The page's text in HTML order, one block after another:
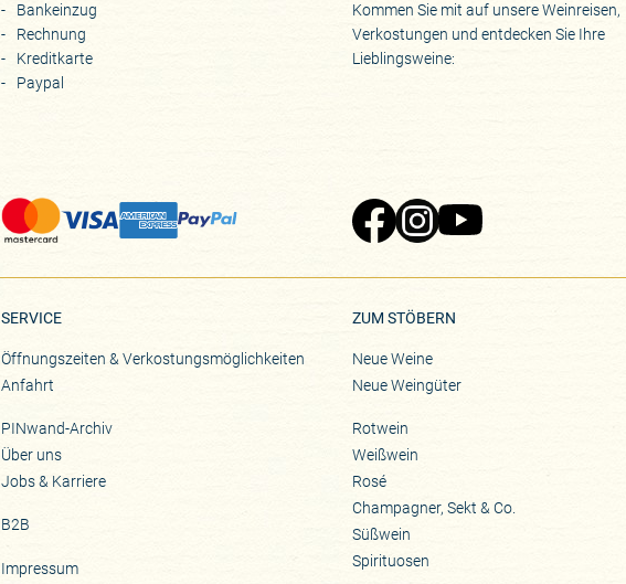
Bankeinzug
Rechnung
Kreditkarte
Paypal
Kommen Sie mit auf unsere Weinreisen,
Verkostungen und entdecken Sie Ihre
Lieblingsweine:
SERVICE
Öffnungszeiten & Verkostungsmöglichkeiten
Anfahrt
PINwand-Archiv
Über uns
Jobs & Karriere
B2B
Impressum
ZUM STÖBERN
Neue Weine
Neue Weingüter
Rotwein
Weißwein
Rosé
Champagner, Sekt & Co.
Süßwein
Spirituosen